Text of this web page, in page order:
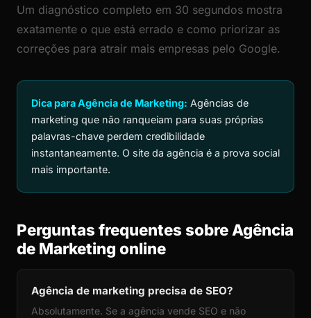
Um diagnóstico completo em 30 segundos mostra
exatamente o que está errado e como priorizar as
correções para atrair mais empresas pelo Google.
Dica para Agência de Marketing: Agências de
marketing que não ranqueiam para suas próprias
palavras-chave perdem credibilidade
instantaneamente. O site da agência é a prova social
mais importante.
Perguntas frequentes sobre Agência
de Marketing online
Agência de marketing precisa de SEO?
Absolutamente. Se a agência vende SEO e não